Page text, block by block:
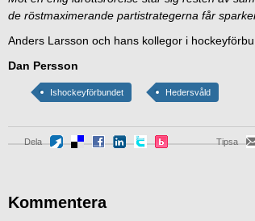
de röstmaximerande partistrategerna får
Anders Larsson och hans kollegor i
Dan Persson
Ishockeyförbundet Hedersvåld
Dela Tipsa
Kommentera